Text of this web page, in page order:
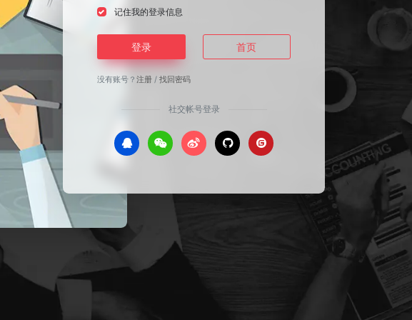
记住我的登录信息
登录 首页
没有账号？注册 /找回密码
社交帐号登录